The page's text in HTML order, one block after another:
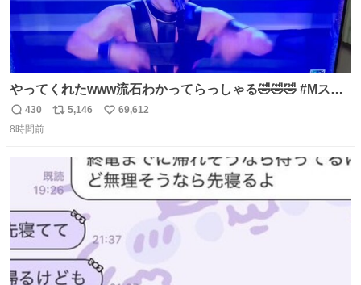
やってくれたwww流石わかってらっしゃる🤣🤣🤣 #Mステ
#西川貴教
返
信
430
リ
ト
数
5,146
い
数
69,612
8時間前